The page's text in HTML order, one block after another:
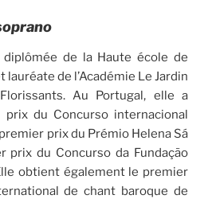
de la Haute école de
lauréate de l’Académie Le Jardin
Au Portugal, elle a
du Concurso internacional
prix du Prémio Helena Sá
prix du Concurso da Fundação
obtient également le premier
de chant baroque de